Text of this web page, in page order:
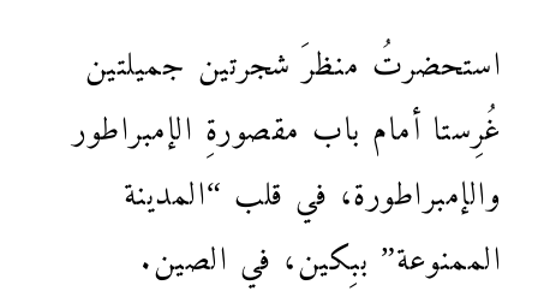
استحضرتُ منظرَ شجرتين جميلتين
غُرِستا أمام باب مقصورةِ الإمبراطور
والإمبراطورة، في قلب “المدينة
الممنوعة” ببِكين، في الصين.